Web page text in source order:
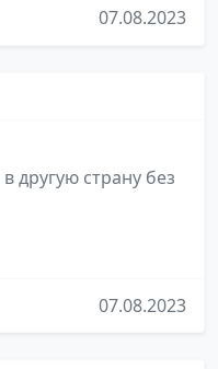
07.08.2023
другую страну без
07.08.2023